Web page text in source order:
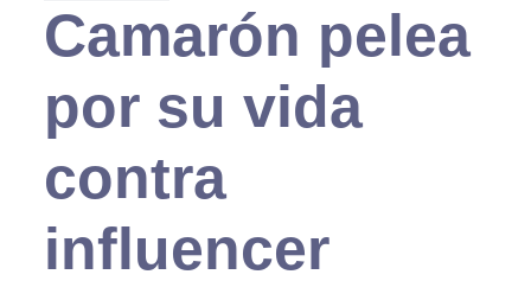
Camarón pelea
por su vida
contra
influencer